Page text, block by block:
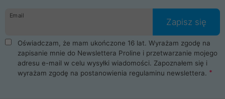
danych osobowych. Dlatego zakup notebooka albo laptopa w
ProLine to czysta przyjemność i pełne bezpieczeństwo.
Zaopatrzysz się u nas w akcesoria i części komputerowe
takie jak procesory, karty graficzne, płyty główne, pamięci,
dyski SSD, M.2 oraz HDD. Nasi pracownicy pomogą Ci wybrać
najlepszy zasilacz komputerowy oraz obudowę do komputera.
Poza komputerami mamy również najlepsze na rynku
Smartfony takich producentów jak Xiaomi, Apple, Samsung i
Email
Zapisz się
Oświadczam, że mam ukończone 16 lat. Wyrażam zgodę na
zapisanie mnie do Newslettera Proline i przetwarzanie mojego
adresu e-mail w celu wysyłki wiadomości. Zapoznałem się i
wyrażam zgodę na postanowienia regulaminu newslettera.